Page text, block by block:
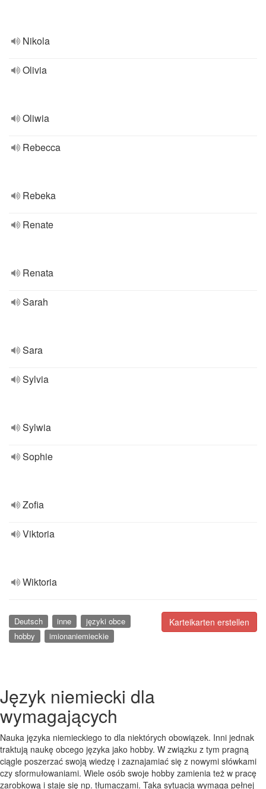
Nikola
Olivia
Oliwia
Rebecca
Rebeka
Renate
Renata
Sarah
Sara
Sylvia
Sylwia
Sophie
Zofia
Viktoria
Wiktoria
Karteikarten erstellen
Deutsch inne
języki obce
hobby
imionaniemieckie
Język niemiecki dla
wymagających
Nauka języka niemieckiego to dla niektórych obowiązek. Inni jednak
traktują naukę obcego języka jako hobby. W związku z tym pragną
ciągle poszerzać swoją wiedzę i zaznajamiać się z nowymi słówkami
czy sformułowaniami. Wiele osób swoje hobby zamienia też w pracę
zarobkową i staje się np. tłumaczami. Taka sytuacja wymaga pełnej